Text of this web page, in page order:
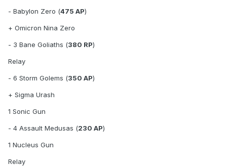
- Babylon Zero (475 AP)
+ Omicron Nina Zero
- 3 Bane Goliaths (380 RP)
Relay
- 6 Storm Golems (350 AP)
+ Sigma Urash
1 Sonic Gun
- 4 Assault Medusas (230 AP)
1 Nucleus Gun
Relay